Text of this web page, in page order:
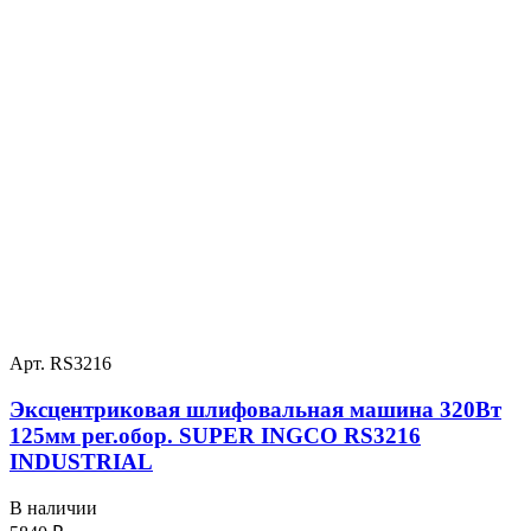
Арт. RS3216
Эксцентриковая шлифовальная машина 320Вт
125мм рег.обор. SUPER INGCO RS3216
INDUSTRIAL
В наличии